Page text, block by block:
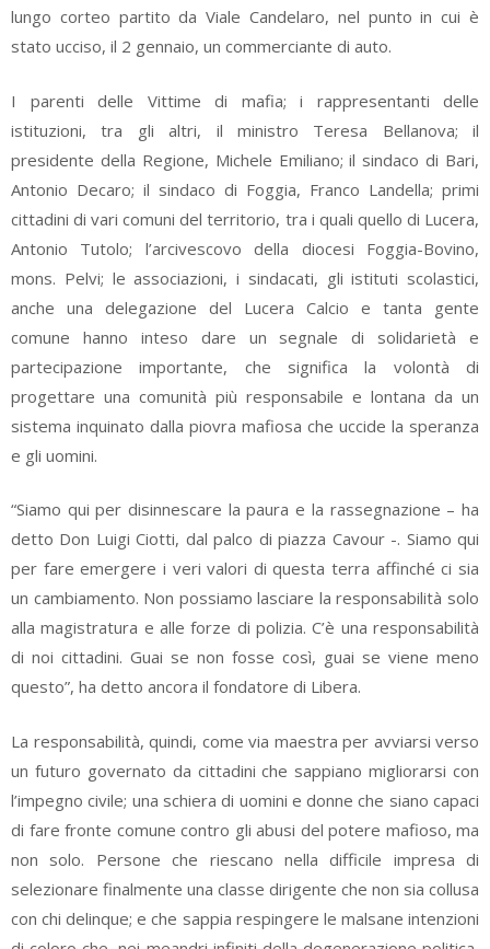
lungo corteo partito da Viale Candelaro, nel punto in cui è
stato ucciso, il 2 gennaio, un commerciante di auto.
I parenti delle Vittime di mafia; i rappresentanti delle
istituzioni, tra gli altri, il ministro Teresa Bellanova; il
presidente della Regione, Michele Emiliano; il sindaco di Bari,
Antonio Decaro; il sindaco di Foggia, Franco Landella; primi
cittadini di vari comuni del territorio, tra i quali quello di Lucera,
Antonio Tutolo; l’arcivescovo della diocesi Foggia-Bovino,
mons. Pelvi; le associazioni, i sindacati, gli istituti scolastici,
anche una delegazione del Lucera Calcio e tanta gente
comune hanno inteso dare un segnale di solidarietà e
partecipazione importante, che significa la volontà di
progettare una comunità più responsabile e lontana da un
sistema inquinato dalla piovra mafiosa che uccide la speranza
e gli uomini.
“Siamo qui per disinnescare la paura e la rassegnazione – ha
detto Don Luigi Ciotti, dal palco di piazza Cavour -. Siamo qui
per fare emergere i veri valori di questa terra affinché ci sia
un cambiamento. Non possiamo lasciare la responsabilità solo
alla magistratura e alle forze di polizia. C’è una responsabilità
di noi cittadini. Guai se non fosse così, guai se viene meno
questo”, ha detto ancora il fondatore di Libera.
La responsabilità, quindi, come via maestra per avviarsi verso
un futuro governato da cittadini che sappiano migliorarsi con
l’impegno civile; una schiera di uomini e donne che siano capaci
di fare fronte comune contro gli abusi del potere mafioso, ma
non solo. Persone che riescano nella difficile impresa di
selezionare finalmente una classe dirigente che non sia collusa
con chi delinque; e che sappia respingere le malsane intenzioni